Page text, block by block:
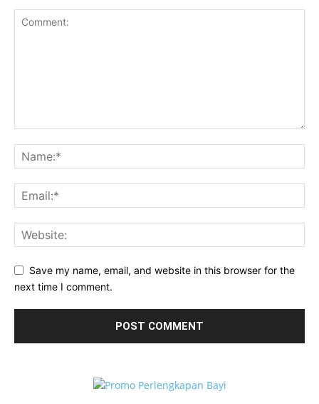
Save my name, email, and website in this browser for the
next time I comment.